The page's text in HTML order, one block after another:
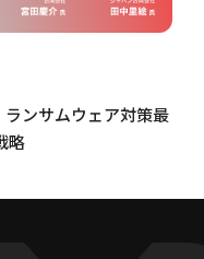
ランサムウェア対策最
略